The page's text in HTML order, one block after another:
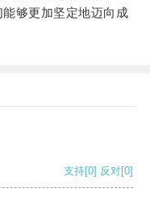
够更加坚定地迈向成
支持[0] 反对[0]